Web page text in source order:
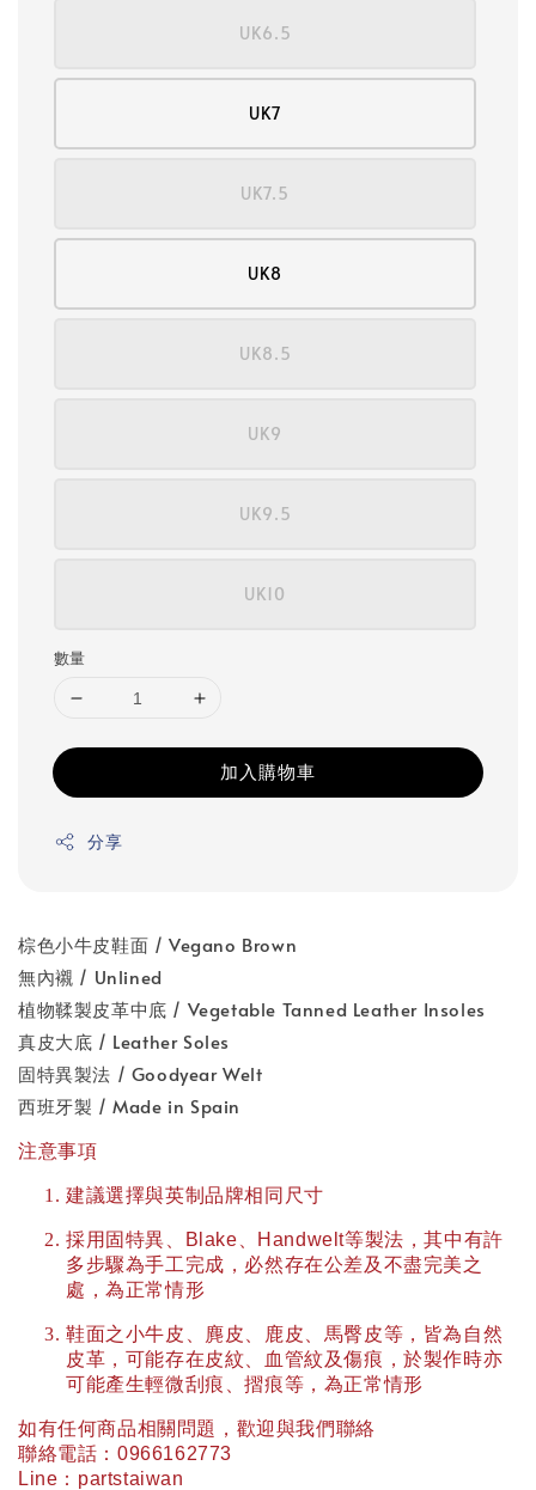
UK6.5
UK7
UK7.5
UK8
UK8.5
UK9
UK9.5
UK10
數量
加入購物車
分享
棕色小牛皮鞋面 / Vegano Brown
無內襯 / Unlined
植物鞣製皮革中底 / Vegetable Tanned Leather Insoles
真皮大底 / Leather Soles
固特異製法 / Goodyear Welt
西班牙製 / Made in Spain
注意事項
建議選擇與英制品牌相同尺寸
採用固特異、 Blake Handwelt等製法，其中有許
多步驟為手工完成，必然存在公差及不盡完美之
處，為正常情形
鞋面之小牛皮、麂皮、鹿皮、馬臀皮等，皆為自然
皮革，可能存在皮紋、血管紋及傷痕，於製作時亦
可能產生輕微刮痕、摺痕等，為正常情形
如有任何商品相關問題，歡迎與我們聯絡
聯絡電話： 0966162773
Line ： partstaiwan